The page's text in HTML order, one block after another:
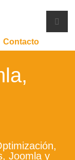
Contacto
Joomla y